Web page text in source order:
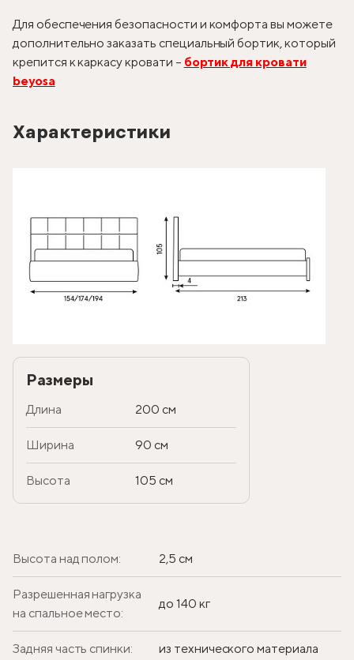
Для обеспечения безопасности и комфорта вы можете
дополнительно заказать специальный бортик, который
крепится к каркасу кровати – бортик для кровати
beyosa
Характеристики
Размеры
Длина 200 см
Ширина 90 см
Высота 105 см
Высота над полом: 2,5 см
Разрешенная нагрузка
на спальное место:
до 140 кг
Задняя часть спинки: из технического материала